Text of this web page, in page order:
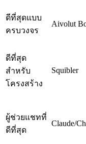
ดีที่สุดแบบ
ครบวงจร
Aivolut
ดีที่สุด
สำหรับ
โครงสร้าง
Squibler
ผู้ช่วยแชทที่
ดีที่สุด
Claude/